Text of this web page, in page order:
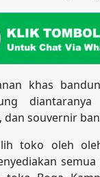
khas
diantaranya
dan souvernir
toko oleh